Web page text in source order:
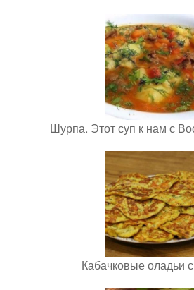
Шурпа. Этот суп к нам с
Кабачковые оладьи